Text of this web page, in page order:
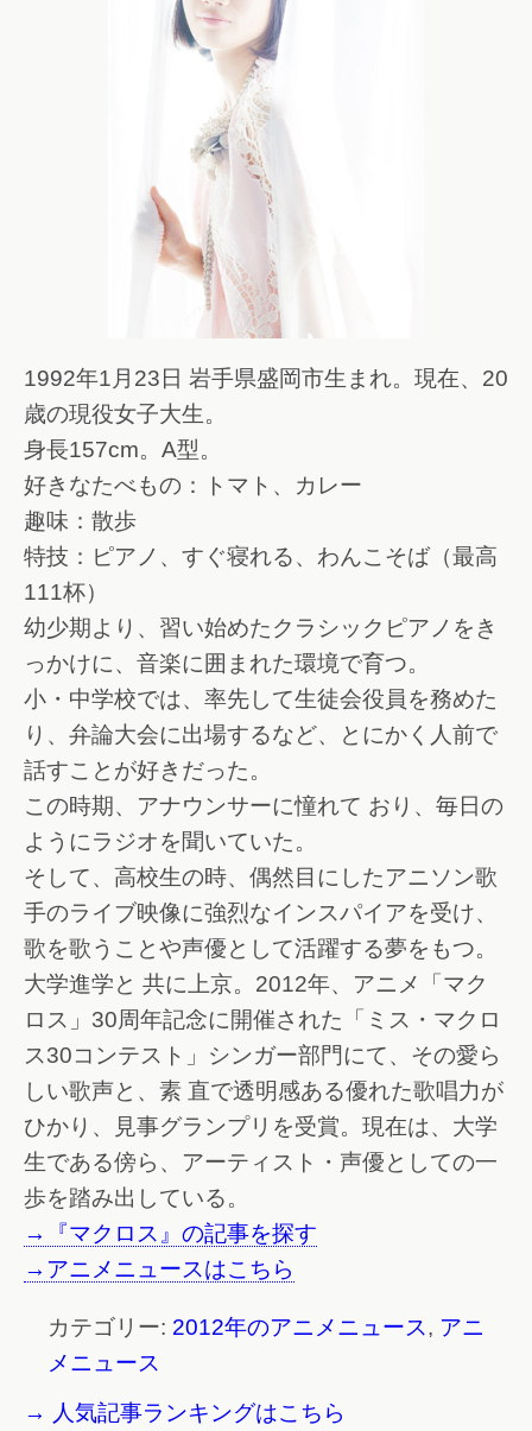
1992年1月23日 岩手県盛岡市生まれ。現在、20
歳の現役女子大生。
身長157cm。A型。
好きなたべもの：トマト、カレー
趣味：散歩
特技：ピアノ、すぐ寝れる、わんこそば（最高
111杯）
幼少期より、習い始めたクラシックピアノをき
っかけに、音楽に囲まれた環境で育つ。
小・中学校では、率先して生徒会役員を務めた
り、弁論大会に出場するなど、とにかく人前で
話すことが好きだった。
この時期、アナウンサーに憧れて おり、毎日の
ようにラジオを聞いていた。
そして、高校生の時、偶然目にしたアニソン歌
手のライブ映像に強烈なインスパイアを受け、
歌を歌うことや声優として活躍する夢をもつ。
大学進学と 共に上京。2012年、アニメ「マク
ロス」30周年記念に開催された「ミス・マクロ
ス30コンテスト」シンガー部門にて、その愛ら
しい歌声と、素 直で透明感ある優れた歌唱力が
ひかり、見事グランプリを受賞。現在は、大学
生である傍ら、アーティスト・声優としての一
歩を踏み出している。
→『マクロス』の記事を探す
→アニメニュースはこちら
カテゴリー: 2012年のアニメニュース, アニ
メニュース
→ 人気記事ランキングはこちら